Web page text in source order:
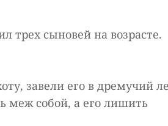
трех сыновей на возрасте.
завели его в дремучий
меж собой, а его лишить